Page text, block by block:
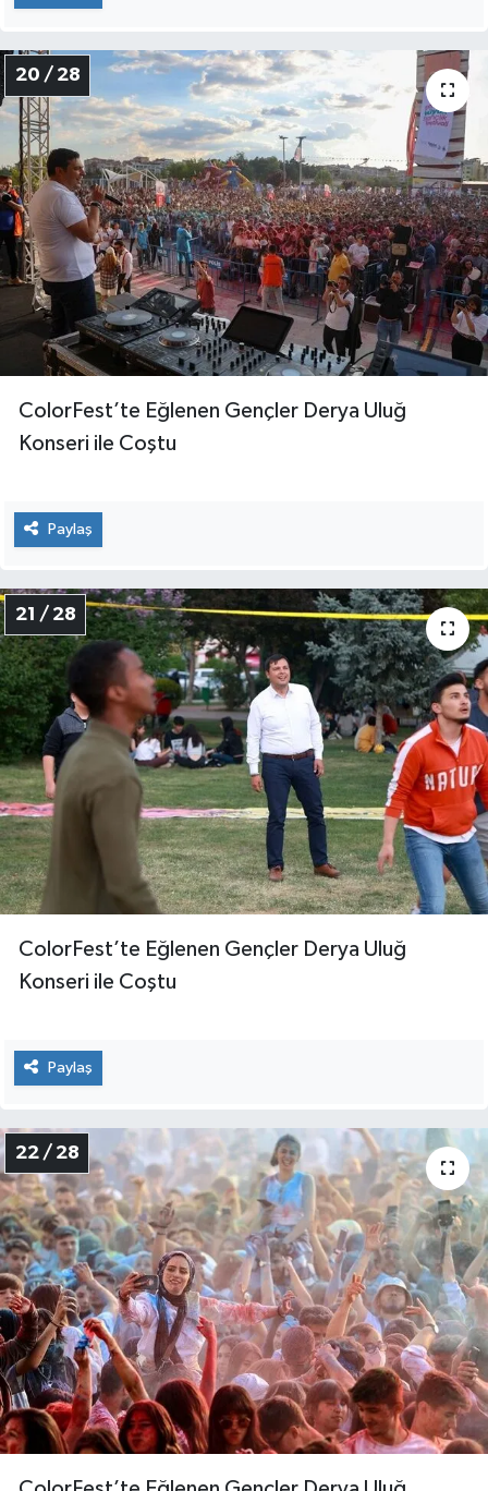
20 / 28
ColorFest’te Eğlenen Gençler Derya Uluğ
Konseri ile Coştu
Paylaş
21 / 28
ColorFest’te Eğlenen Gençler Derya Uluğ
Konseri ile Coştu
Paylaş
22 / 28